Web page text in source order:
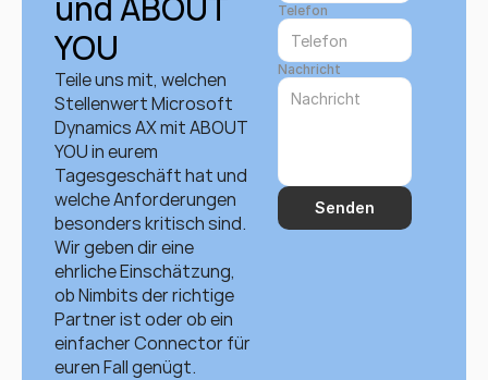
YOU
Teile uns mit, welchen
Stellenwert Microsoft
Dynamics AX mit ABOUT
YOU in eurem
Tagesgeschäft hat und
welche Anforderungen
besonders kritisch sind.
Wir geben dir eine
ehrliche Einschätzung,
ob Nimbits der richtige
Partner ist oder ob ein
einfacher Connector für
euren Fall genügt.
Telefon
Nachricht
Senden